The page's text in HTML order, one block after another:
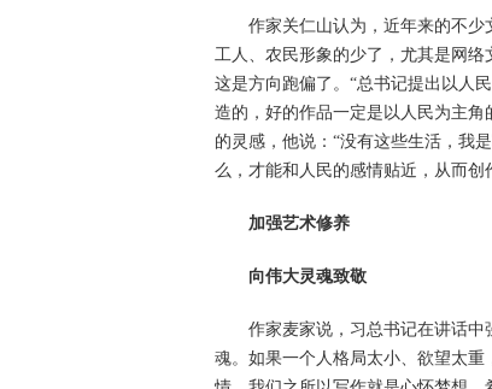
作家关仁山认为，近年来的不
工人、农民形象的少了，尤其是网
这是方向跑偏了。“总书记提出以人
造的，好的作品一定是以人民为主
的灵感，他说：“没有这些生活，我
么，才能和人民的感情贴近，从而
加强艺术修养
向伟大灵魂致敬
作家麦家说，习总书记在讲话
魂。如果一个人格局太小、欲望太